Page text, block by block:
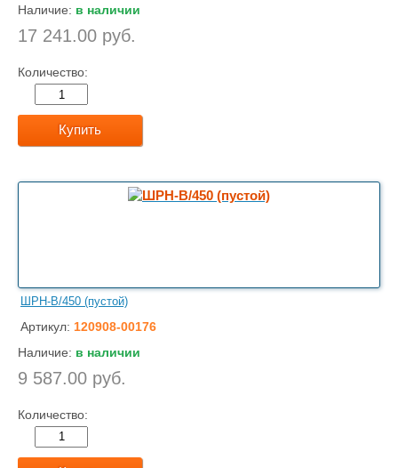
Наличие: в наличии
17 241.00 руб.
Количество:
Купить
ШРН-В/450 (пустой)
Артикул: 120908-00176
Наличие: в наличии
9 587.00 руб.
Количество: